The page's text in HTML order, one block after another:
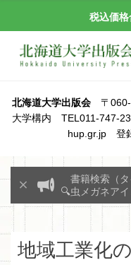
税込価
北海道大学出版会〒060-
大学構内 TEL011-747-
hup.gr.jp 登
書籍検索（タ
🔍虫メガネア
地域工業化